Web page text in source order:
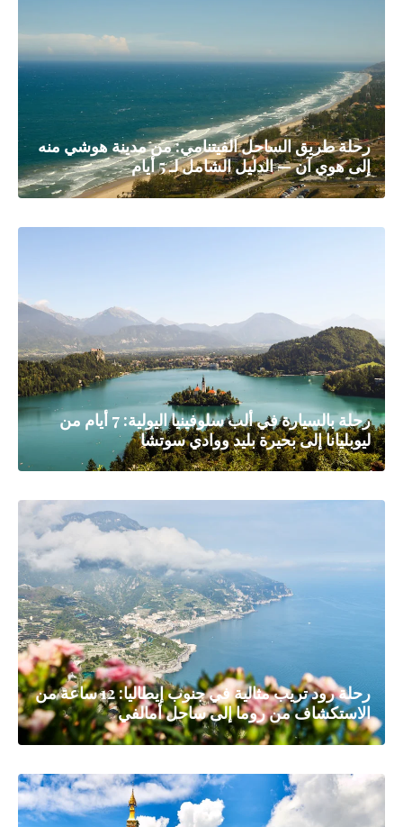
رحلة طريق الساحل الفيتنامي: من مدينة هوشي منه
إلى هوي آن — الدليل الشامل لـ 5 أيام
رحلة بالسيارة في ألب سلوفينيا اليولية: 7 أيام من
ليوبليانا إلى بحيرة بليد ووادي سوتشا
رحلة رود تريب مثالية في جنوب إيطاليا: 12 ساعة من
الاستكشاف من روما إلى ساحل أمالفي